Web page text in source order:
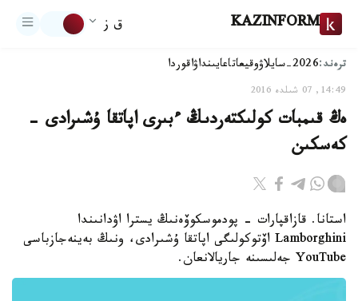
KAZINFORM ق ز
ترەند:2026-سايلاۋ وقيعاتاعايىنداۋاقوردا
14:49, 07 شىلدە 2016
ەڭ قىمبات كولىكتەردىڭ ءبىرى اپاتقا ۇشىرادى -
كەسكىن
استانا. قازاقپارات - پودموسكوۆەنىڭ يسترا اۋدانىندا
Lamborghini اۆتوكولىگى اپاتقا ۇشىرادى، ونىڭ بەينەجازباسى
YouTube جەلىسىنە جاريالانعان.